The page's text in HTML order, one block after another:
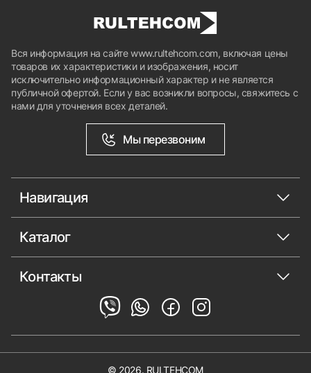
Вся информация на сайте www.rultehcom.com, включая цены
товаров их характеристики и изображения, носит
исключительно информационный характер и не является
публичной офертой. Если у вас возникли вопросы, свяжитесь с
нами для уточнения всех деталей.
Мы перезвоним
Навигация
Каталог
Контакты
© 2026. RULTEHCOM